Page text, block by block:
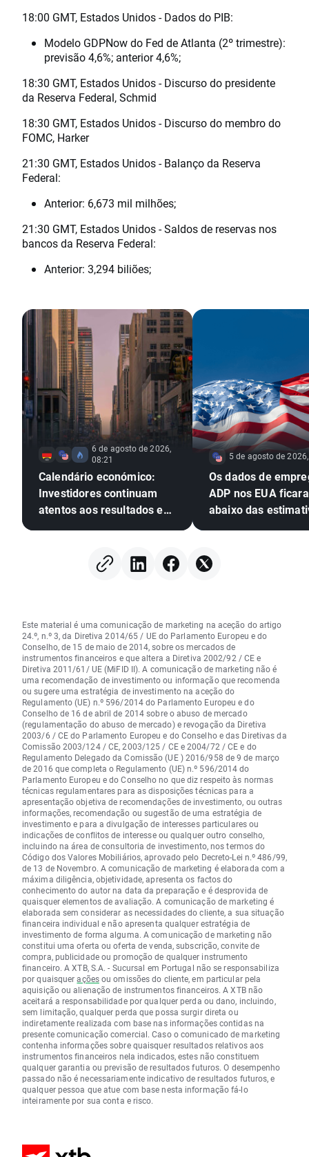
18:00 GMT, Estados Unidos - Dados do PIB:
Modelo GDPNow do Fed de Atlanta (2º trimestre):
previsão 4,6%; anterior 4,6%;
18:30 GMT, Estados Unidos - Discurso do presidente
da Reserva Federal, Schmid
18:30 GMT, Estados Unidos - Discurso do membro do
FOMC, Harker
21:30 GMT, Estados Unidos - Balanço da Reserva
Federal:
Anterior: 6,673 mil milhões;
21:30 GMT, Estados Unidos - Saldos de reservas nos
bancos da Reserva Federal:
Anterior: 3,294 biliões;
6 de agosto de 2026,
08:21
Calendário económico:
Investidores continuam
atentos aos resultados em
5 de agosto de
Os dados de
ADP nos EUA
abaixo das
Este material é uma comunicação de marketing na aceção do artigo
24.º, n.º 3, da Diretiva 2014/65 / UE do Parlamento Europeu e do
Conselho, de 15 de maio de 2014, sobre os mercados de
instrumentos financeiros e que altera a Diretiva 2002/92 / CE e
Diretiva 2011/61/ UE (MiFID II). A comunicação de marketing não é
uma recomendação de investimento ou informação que recomenda
ou sugere uma estratégia de investimento na aceção do
Regulamento (UE) n.º 596/2014 do Parlamento Europeu e do
Conselho de 16 de abril de 2014 sobre o abuso de mercado
(regulamentação do abuso de mercado) e revogação da Diretiva
2003/6 / CE do Parlamento Europeu e do Conselho e das Diretivas da
Comissão 2003/124 / CE, 2003/125 / CE e 2004/72 / CE e do
Regulamento Delegado da Comissão (UE ) 2016/958 de 9 de março
de 2016 que completa o Regulamento (UE) n.º 596/2014 do
Parlamento Europeu e do Conselho no que diz respeito às normas
técnicas regulamentares para as disposições técnicas para a
apresentação objetiva de recomendações de investimento, ou outras
informações, recomendação ou sugestão de uma estratégia de
investimento e para a divulgação de interesses particulares ou
indicações de conflitos de interesse ou qualquer outro conselho,
incluindo na área de consultoria de investimento, nos termos do
Código dos Valores Mobiliários, aprovado pelo Decreto-Lei n.º 486/99,
de 13 de Novembro. A comunicação de marketing é elaborada com a
máxima diligência, objetividade, apresenta os factos do
conhecimento do autor na data da preparação e é desprovida de
quaisquer elementos de avaliação. A comunicação de marketing é
elaborada sem considerar as necessidades do cliente, a sua situação
financeira individual e não apresenta qualquer estratégia de
investimento de forma alguma. A comunicação de marketing não
constitui uma oferta ou oferta de venda, subscrição, convite de
compra, publicidade ou promoção de qualquer instrumento
financeiro. A XTB, S.A. - Sucursal em Portugal não se responsabiliza
por quaisqueraçõesou omissões do cliente, em particular pela
aquisição ou alienação de instrumentos financeiros. A XTB não
aceitará a responsabilidade por qualquer perda ou dano, incluindo,
sem limitação, qualquer perda que possa surgir direta ou
indiretamente realizada com base nas informações contidas na
presente comunicação comercial. Caso o comunicado de marketing
contenha informações sobre quaisquer resultados relativos aos
instrumentos financeiros nela indicados, estes não constituem
qualquer garantia ou previsão de resultados futuros. O desempenho
passado não é necessariamente indicativo de resultados futuros, e
qualquer pessoa que atue com base nesta informação fá-lo
inteiramente por sua conta e risco.